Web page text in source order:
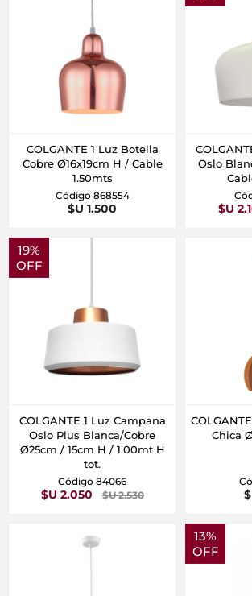
COLGANTE 1 Luz Botella
Cobre Ø16x19cm H / Cable
1.50mts
Código 868554
$U 1.500
Oslo
$U
19%
OFF
COLGANTE 1 Luz Campana
Oslo Plus Blanca/Cobre
Ø25cm / 15cm H / 1.00mt H
tot.
Código 84066
$U 2.050 $U 2.530
Chica
13%
OFF